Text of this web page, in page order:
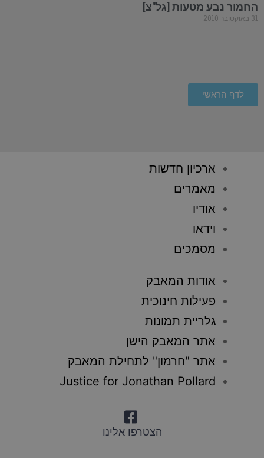
החמור נבע מטעות [גל"צ]
31 באוקטובר 2010
לדף הראשי
ארכיון חדשות
מאמרים
אודיו
וידאו
מסמכים
אודות המאבק
פעילות חינוכית
גלריית תמונות
אתר המאבק הישן
אתר "חרמון" לתחילת המאבק
Justice for Jonathan Pollard
הצטרפו אלינו